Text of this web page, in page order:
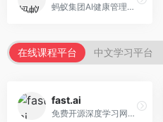
蚂蚁集团AI健康管理服务，专注于个人健康监测。面向个人用户，提供健康评估、慢病管理、健康建议等服务，健康管理便捷。
在线课程平台 中文学习平台
fast.ai
免费开源深度学习网站，专注于实用AI教学。面向开发者，提供免费深度学习课程、实战项目、代码库等资源，学习门槛低。